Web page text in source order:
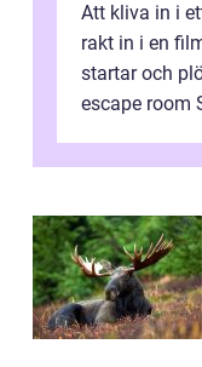
Att kliva in i
rakt in i en
startar och
escape room